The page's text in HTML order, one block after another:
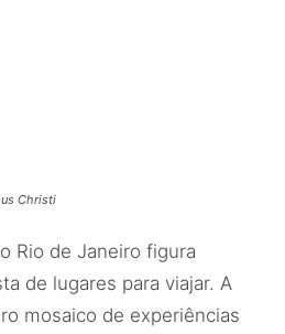
Christi
Rio de Janeiro figura
de lugares para viajar. A
mosaico de experiências